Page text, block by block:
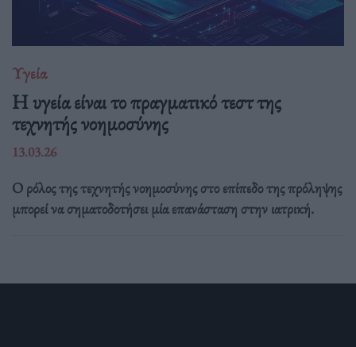
Υγεία
H υγεία είναι το πραγματικό τεστ της
τεχνητής νοημοσύνης
13.03.26
Ο ρόλος της τεχνητής νοημοσύνης στο επίπεδο της πρόληψης
μπορεί να σηματοδοτήσει μία επανάσταση στην ιατρική.